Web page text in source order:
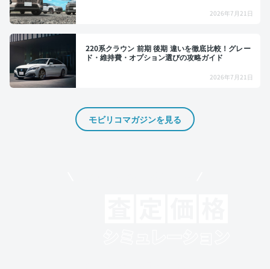
2026年7月21日
220系クラウン 前期 後期 違いを徹底比較！グレー
ド・維持費・オプション選びの攻略ガイド
2026年7月21日
モビリコマガジンを見る